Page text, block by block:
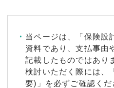
当ページは、「保険設
資料であり、支払事由
記載したものではあり
検討いただく際には、
要)」を必ずご確認くだ